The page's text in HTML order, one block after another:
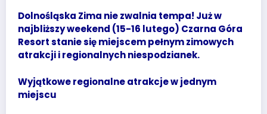
Dolnośląska Zima nie zwalnia tempa! Już w
najbliższy weekend (15-16 lutego) Czarna Góra
Resort stanie się miejscem pełnym zimowych
atrakcji i regionalnych niespodzianek.
Wyjątkowe regionalne atrakcje w jednym
miejscu